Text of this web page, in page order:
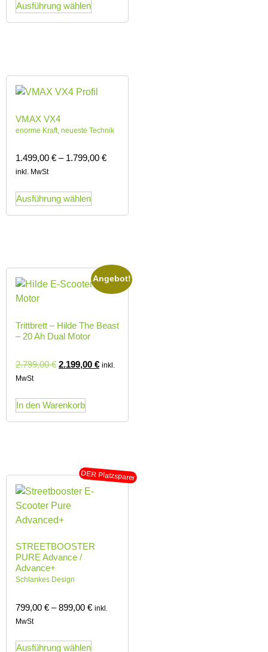
Ausführung wählen
VMAX VX4
enorme Kraft, neueste Technik
1.499,00 € – 1.799,00 €
inkl. MwSt
Ausführung wählen
Angebot!
Trittbrett – Hilde The Beast
– 20 Ah Dual Motor
2.799,00€ 2.199,00 € inkl.
MwSt
In den Warenkorb
STREETBOOSTER
PURE Advance /
Advance+
Schlankes Design
DER Platzsparer
799,00 € –899,00 € inkl.
MwSt
Ausführung wählen